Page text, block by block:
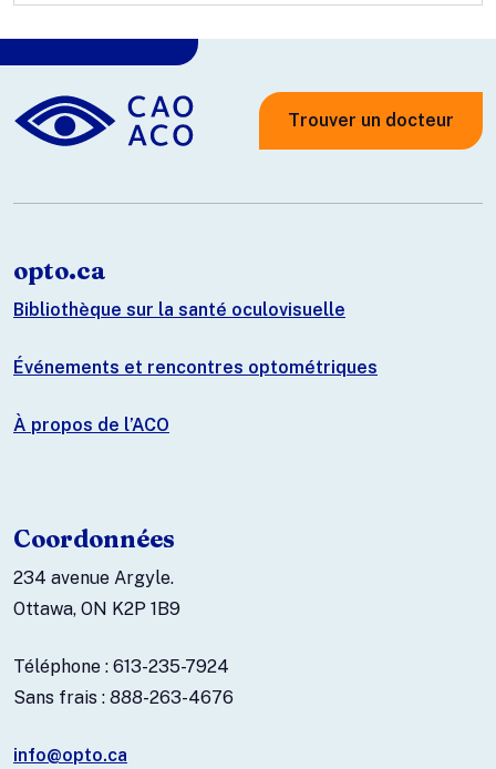
Trouver un docteur
opto.ca
Bibliothèque sur la santé oculovisuelle
Événements et rencontres optométriques
À propos de l’ACO
Coordonnées
234 avenue Argyle.
Ottawa, ON K2P 1B9
Téléphone : 613-235-7924
Sans frais : 888-263-4676
info@opto.ca